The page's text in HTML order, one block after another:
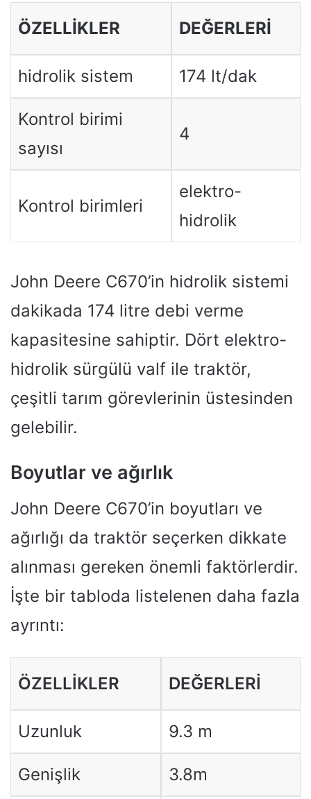
ÖZELLIKLER DEĞERLERI
hidrolik sistem 174 lt/dak
Kontrol birimi
sayısı
4
Kontrol birimleri
elektro-
hidrolik
John Deere C670’in hidrolik sistemi
dakikada 174 litre debi verme
kapasitesine sahiptir. Dört elektro-
hidrolik sürgülü valf ile traktör,
çeşitli tarım görevlerinin üstesinden
gelebilir.
Boyutlar ve ağırlık
John Deere C670’in boyutları ve
ağırlığı da traktör seçerken dikkate
alınması gereken önemli faktörlerdir.
İşte bir tabloda listelenen daha fazla
ayrıntı:
ÖZELLIKLER DEĞERLERI
Uzunluk 9.3 m
Genişlik 3.8m